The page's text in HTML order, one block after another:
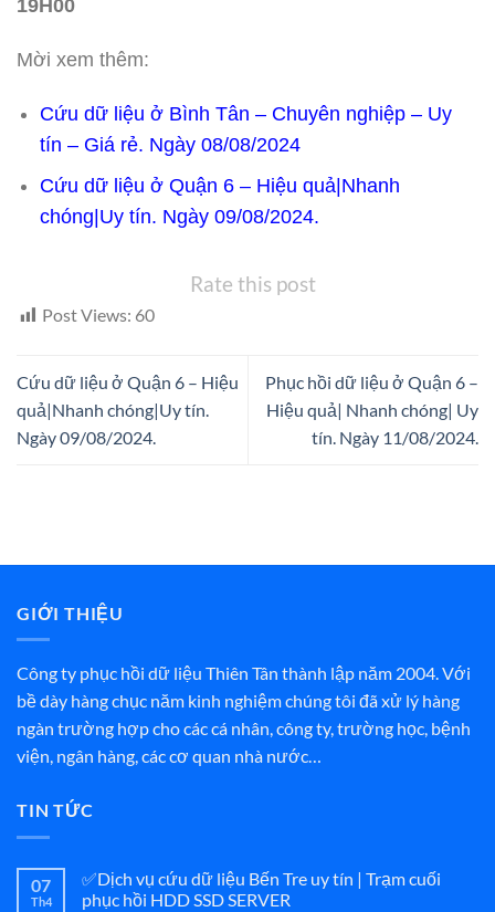
19H00
Mời xem thêm:
Cứu dữ liệu ở Bình Tân – Chuyên nghiệp – Uy
tín – Giá rẻ. Ngày 08/08/2024
Cứu dữ liệu ở Quận 6 – Hiệu quả|Nhanh
chóng|Uy tín. Ngày 09/08/2024.
Rate this post
Post Views: 60
Cứu dữ liệu ở Quận 6 – Hiệu
quả|Nhanh chóng|Uy tín.
Ngày 09/08/2024.
Phục hồi dữ liệu ở Quận 6 –
Hiệu quả| Nhanh chóng| Uy
tín. Ngày 11/08/2024.
GIỚI THIỆU
Công ty phục hồi dữ liệu Thiên Tân thành lập năm 2004. Với
bề dày hàng chục năm kinh nghiệm chúng tôi đã xử lý hàng
ngàn trường hợp cho các cá nhân, công ty, trường học, bệnh
viện, ngân hàng, các cơ quan nhà nước…
TIN TỨC
07
Th4
✅Dịch vụ cứu dữ liệu Bến Tre uy tín | Trạm cuối
phục hồi HDD SSD SERVER